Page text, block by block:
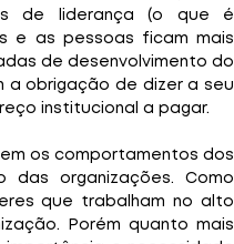
de liderança (o que é
e as pessoas ficam mais
de desenvolvimento do
a obrigação de dizer a seu
institucional a pagar.
os comportamentos dos
organizações. Como
que trabalham no alto
Porém quanto mais